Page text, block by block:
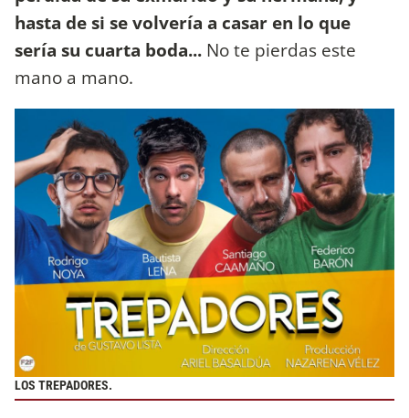
hasta de si se volvería a casar en lo que
sería su cuarta boda... No te pierdas este
mano a mano.
LOS TREPADORES.